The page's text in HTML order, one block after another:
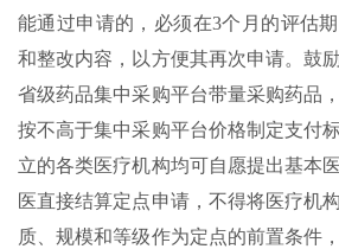
能通过申请的，必须在3个月的评估
和整改内容，以方便其再次申请。鼓
省级药品集中采购平台带量采购药品
按不高于集中采购平台价格制定支付
立的各类医疗机构均可自愿提出基本
医直接结算定点申请，不得将医疗机
质、规模和等级作为定点的前置条件